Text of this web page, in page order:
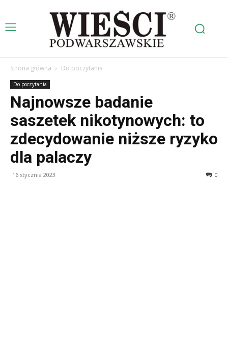
Strona główna Do poczytania
Do poczytania
Najnowsze badanie
saszetek nikotynowych: to
zdecydowanie niższe ryzyko
dla palaczy
16 stycznia 2023 0